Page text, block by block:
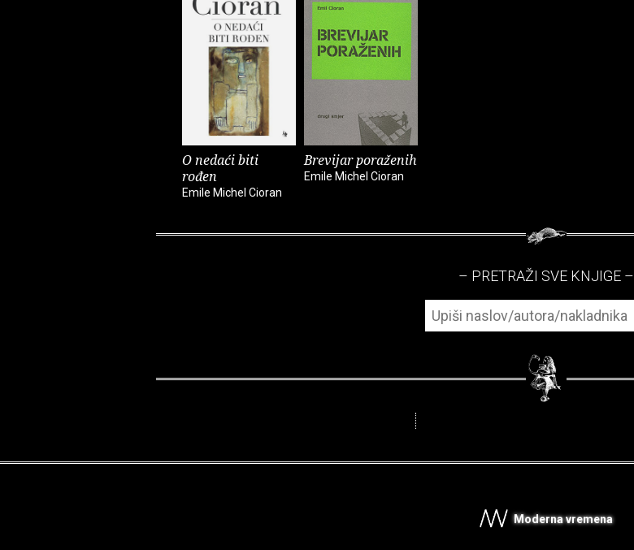
O nedaći biti
rođen
Emile Michel Cioran
Brevijar poraženih
Emile Michel Cioran
– PRETRAŽI SVE KNJIGE –
Moderna vremena